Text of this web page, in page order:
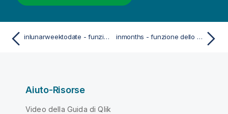
inlunarweektodate - funzione dello script e del grafico inmonths - funzione dello script e del grafico
Aiuto-Risorse
Video della Guida di Qlik